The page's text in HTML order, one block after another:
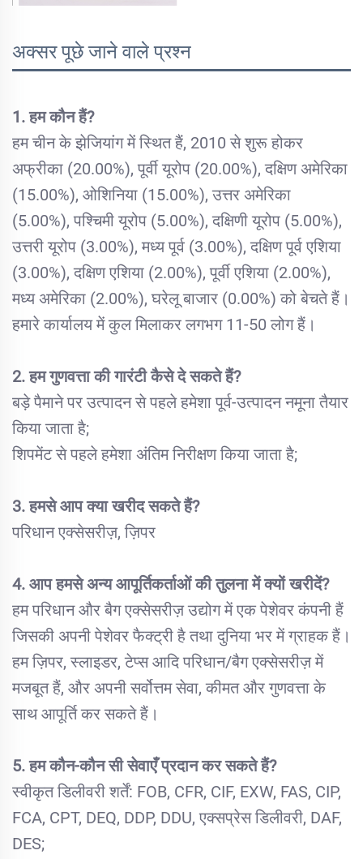
अक्सर पूछे जाने वाले प्रश्न
1. हम कौन हैं?
हम चीन के झेजियांग में स्थित हैं, 2010 से शुरू होकर
अफ्रीका (20.00%), पूर्वी यूरोप (20.00%), दक्षिण अमेरिका
(15.00%), ओशिनिया (15.00%), उत्तर अमेरिका
(5.00%), पश्चिमी यूरोप (5.00%), दक्षिणी यूरोप (5.00%),
उत्तरी यूरोप (3.00%), मध्य पूर्व (3.00%), दक्षिण पूर्व एशिया
(3.00%), दक्षिण एशिया (2.00%), पूर्वी एशिया (2.00%),
मध्य अमेरिका (2.00%), घरेलू बाजार (0.00%) को बेचते हैं।
हमारे कार्यालय में कुल मिलाकर लगभग 11-50 लोग हैं।
2. हम गुणवत्ता की गारंटी कैसे दे सकते हैं?
बड़े पैमाने पर उत्पादन से पहले हमेशा पूर्व-उत्पादन नमूना तैयार
किया जाता है;
शिपमेंट से पहले हमेशा अंतिम निरीक्षण किया जाता है;
3. हमसे आप क्या खरीद सकते हैं?
परिधान एक्सेसरीज़, ज़िपर
4. आप हमसे अन्य आपूर्तिकर्ताओं की तुलना में क्यों खरीदें?
हम परिधान और बैग एक्सेसरीज़ उद्योग में एक पेशेवर कंपनी हैं
जिसकी अपनी पेशेवर फैक्ट्री है तथा दुनिया भर में ग्राहक हैं।
हम ज़िपर, स्लाइडर, टेप्स आदि परिधान/बैग एक्सेसरीज़ में
मजबूत हैं, और अपनी सर्वोत्तम सेवा, कीमत और गुणवत्ता के
साथ आपूर्ति कर सकते हैं।
5. हम कौन-कौन सी सेवाएँ प्रदान कर सकते हैं?
स्वीकृत डिलीवरी शर्तें: FOB, CFR, CIF, EXW, FAS, CIP,
FCA, CPT, DEQ, DDP, DDU, एक्सप्रेस डिलीवरी, DAF,
DES;